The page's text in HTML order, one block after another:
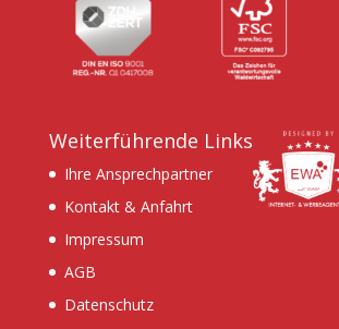
Weiterführende Links
Ihre Ansprechpartner
Kontakt & Anfahrt
Impressum
AGB
Datenschutz